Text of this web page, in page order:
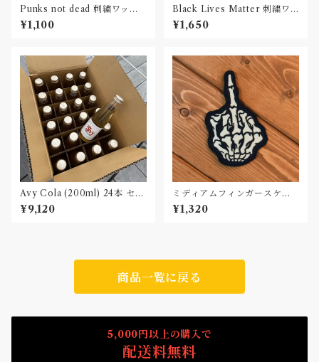
Punks not dead 刺繍ワッペ
ン Patch
¥1,100
Black Lives Matter 刺繍ワ
ッペン Patch
¥1,650
Avy Cola (200ml) 24本 セッ
ト
¥9,120
ミディアムフィンガースケル
トン カーワッペン Car Patch
¥1,320
商品一覧に戻る
5,000円以上の購入で
配送料無料